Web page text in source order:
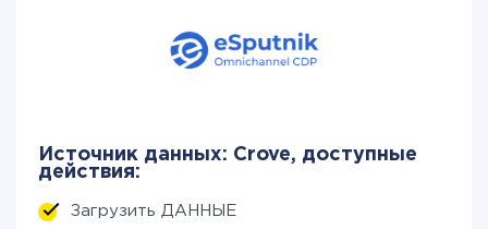
Источник данных: Crove, доступные
действия:
Загрузить ДАННЫЕ